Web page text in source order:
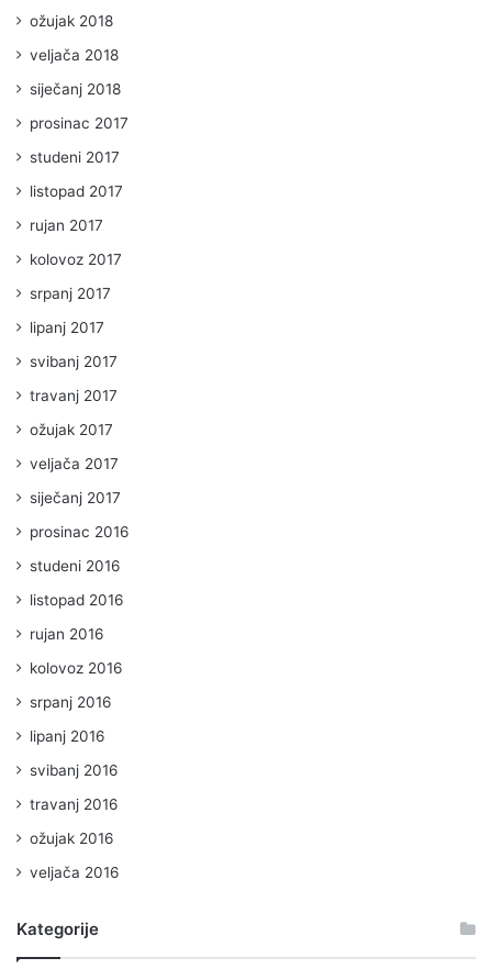
ožujak 2018
veljača 2018
siječanj 2018
prosinac 2017
studeni 2017
listopad 2017
rujan 2017
kolovoz 2017
srpanj 2017
lipanj 2017
svibanj 2017
travanj 2017
ožujak 2017
veljača 2017
siječanj 2017
prosinac 2016
studeni 2016
listopad 2016
rujan 2016
kolovoz 2016
srpanj 2016
lipanj 2016
svibanj 2016
travanj 2016
ožujak 2016
veljača 2016
Kategorije